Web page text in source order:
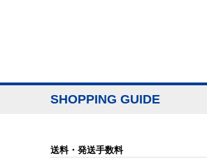
SHOPPING GUIDE
送料・発送手数料